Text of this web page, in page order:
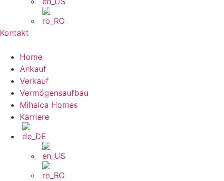
Kontakt
Home
Ankauf
Verkauf
Vermögensaufbau
Mihalca Homes
Karriere